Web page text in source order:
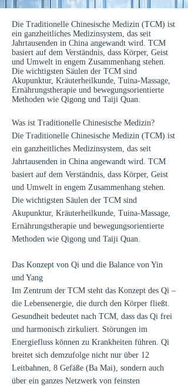
Die Traditionelle Chinesische Medizin (TCM) ist
ein ganzheitliches Medizinsystem, das seit
Jahrtausenden in China angewandt wird. TCM
basiert auf dem Verständnis, dass Körper, Geist
und Umwelt in engem Zusammenhang stehen.
Die wichtigsten Säulen der TCM sind
Akupunktur, Kräuterheilkunde, Tuina-Massage,
Ernährungstherapie und bewegungsorientierte
Methoden wie Qigong und Taiji Quan.
Was ist Traditionelle Chinesische Medizin?
Die Traditionelle Chinesische Medizin (TCM) ist
ein ganzheitliches Medizinsystem, das seit
Jahrtausenden in China angewandt wird. TCM
basiert auf dem Verständnis, dass Körper, Geist
und Umwelt in engem Zusammenhang stehen.
Die wichtigsten Säulen der TCM sind
Akupunktur, Kräuterheilkunde, Tuina-Massage,
Ernährungstherapie und bewegungsorientierte
Methoden wie Qigong und Taiji Quan.
Das Konzept von Qi und die Balance von Yin
und Yang
Im Zentrum der TCM steht das Konzept des Qi –
die Lebensenergie, die durch den Körper fließt.
Gesundheit bedeutet nach TCM, dass das Qi frei
und harmonisch zirkuliert. Störungen im
Energiefluss können zu Krankheiten führen. Qi
breitet sich demzufolge nicht nur über 12
Leitbahnen, 8 Gefäße (Ba Mai), sondern auch
über ein ganzes Netzwerk von feinsten